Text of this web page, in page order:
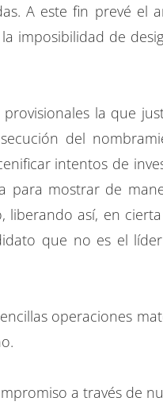
A este fin prevé el
imposibilidad de
la que
del
intentos de
para mostrar de
así, en
que no es el
operaciones
a través de